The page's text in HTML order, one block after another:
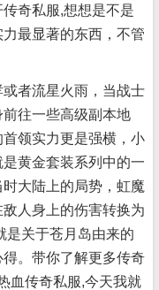
奇私服,想想是不是
最显著的东西，不管
者流星火雨，当战士
往一些高级副本地
领实力更是强横，小
黄金套装系列中的一
大陆上的局势，虹魔
人身上的伤害转换为
是关于苍月岛由来的
。带你了解更多传奇
血传奇私服,今天我就